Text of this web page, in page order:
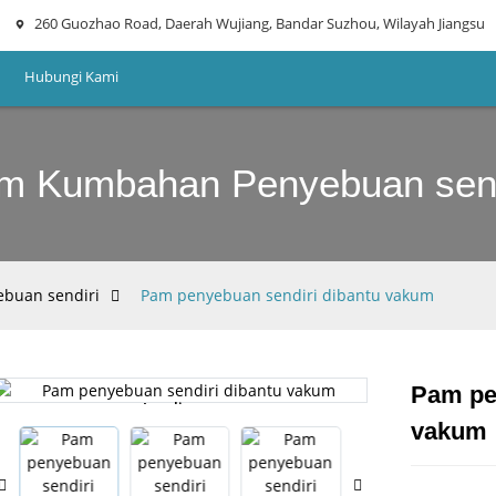
260 Guozhao Road, Daerah Wujiang, Bandar Suzhou, Wilayah Jiangsu
Hubungi Kami
Kumbahan Penyebuan
sendiri Pam penyebuan sendiri dibantu vakum
Loading...
Loading...
Pam
vakum